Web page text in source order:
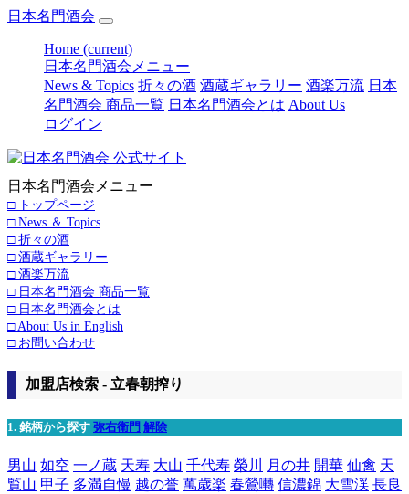
日本名門酒会
Home (current)
日本名門酒会メニュー
News & Topics 折々の酒 酒蔵ギャラリー 酒楽万流 日本
名門酒会 商品一覧 日本名門酒会とは About Us
ログイン
日本名門酒会メニュー
□ トップページ
□ News ＆ Topics
□ 折々の酒
□ 酒蔵ギャラリー
□ 酒楽万流
□ 日本名門酒会 商品一覧
□ 日本名門酒会とは
□ About Us in English
□ お問い合わせ
加盟店検索 - 立春朝搾り
1. 銘柄から探す 弥右衛門 解除
男山 如空 一ノ蔵 天寿 大山 千代寿 榮川 月の井 開華 仙禽 天
覧山 甲子 多満自慢 越の誉 萬歳楽 春鶯囀 信濃錦 大雪渓 長良